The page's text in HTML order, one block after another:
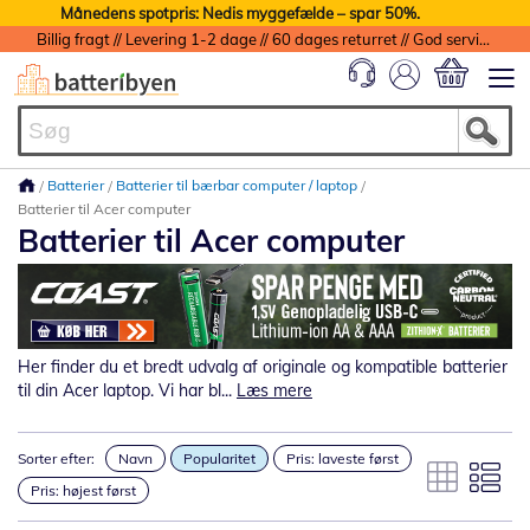
Månedens spotpris: Nedis myggefælde – spar 50%.
Billig fragt // Levering 1-2 dage // 60 dages returret // God service med garanti
Batterier
Batterier til bærbar computer / laptop
Batterier til Acer computer
Batterier til Acer computer
Her finder du et bredt udvalg af originale og kompatible batterier
til din Acer laptop. Vi har bl... Læs mere
Sorter efter: Navn Popularitet
Pris: laveste først
Pris: højest først